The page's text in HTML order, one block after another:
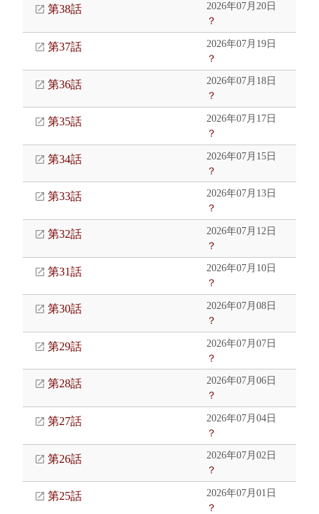
第38話
2026年07月20日
？
第37話
2026年07月19日
？
第36話
2026年07月18日
？
第35話
2026年07月17日
？
第34話
2026年07月15日
？
第33話
2026年07月13日
？
第32話
2026年07月12日
？
第31話
2026年07月10日
？
第30話
2026年07月08日
？
第29話
2026年07月07日
？
第28話
2026年07月06日
？
第27話
2026年07月04日
？
第26話
2026年07月02日
？
第25話
2026年07月01日
？